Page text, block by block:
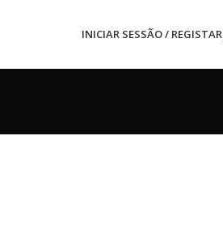
INICIAR SESSÃO / REGISTAR